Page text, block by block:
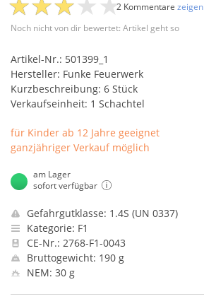
Noch nicht von dir bewertet: Artikel geht so
2 Kommentare zeigen
Artikel-Nr.: 501399_1
Hersteller: Funke Feuerwerk
Kurzbeschreibung: 6 Stück
Verkaufseinheit: 1 Schachtel
für Kinder ab 12 Jahre geeignet
ganzjähriger Verkauf möglich
am Lager
sofort verfügbar
Gefahrgutklasse: 1.4S (UN 0337)
Kategorie: F1
CE-Nr.: 2768-F1-0043
Bruttogewicht: 190 g
NEM: 30 g